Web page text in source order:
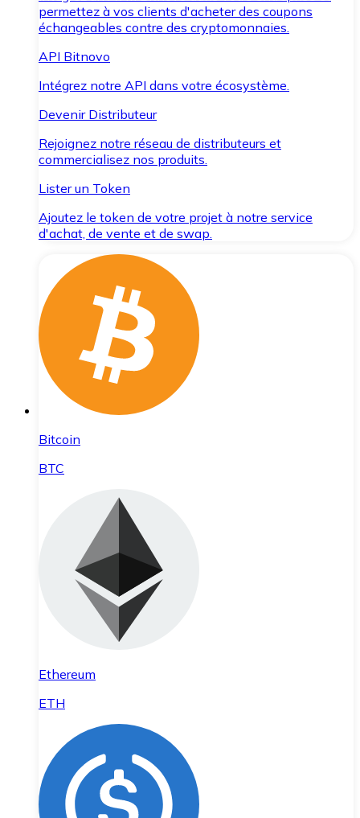
permettez à vos clients d'acheter des coupons
échangeables contre des cryptomonnaies.
API Bitnovo
Intégrez notre API dans votre écosystème.
Devenir Distributeur
Rejoignez notre réseau de distributeurs et
commercialisez nos produits.
Lister un Token
Ajoutez le token de votre projet à notre service
d'achat, de vente et de swap.
Bitcoin
BTC
Ethereum
ETH